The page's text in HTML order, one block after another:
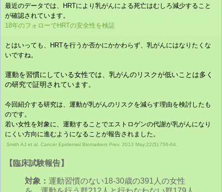
最近のデータでは、HRTにより乳がんによる死亡はむしろ減少すること
が確認されています。
18年のフォローでHRTの安全性を検証
とはいっても、HRTを行うか否かにかかわらず、乳がんにはなりたくな
いですね。
運動を習慣にしている女性では、乳がんのリスクが低いことは多く
の研究で証明されています。
今回紹介する研究は、運動が乳がんのリスクを減らす理由を検討したも
のです。
若い女性を対象に、運動することでエストロゲンの代謝が乳がんになり
にくい方向に進むようになることが報告されました。
Smith AJ et al. Cancer Epidemiol Biomarkers Prev. 2013 May;22(5):756-64.
【臨床試験報告】
対象： 運動習慣のない18-30歳の391人の女性